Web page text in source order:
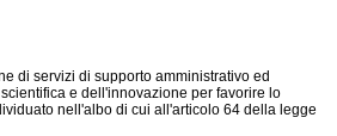
di servizi di supporto amministrativo ed
e dell'innovazione per favorire lo
nell'albo di cui all'articolo 64 della legge